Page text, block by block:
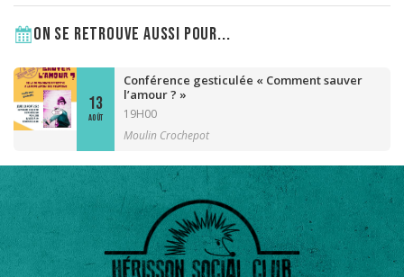
On se retrouve aussi pour...
13
AOÛT
Conférence gesticulée « Comment sauver
l’amour ? »
19H00
Moulin Crochepot